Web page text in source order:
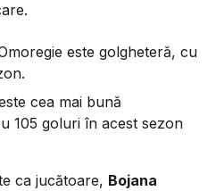
este golgheteră, cu
cea mai bună
105 goluri în acest sezon
ca jucătoare, Bojana